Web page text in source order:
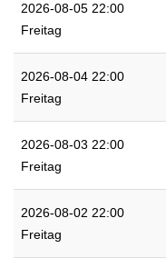
2026-08-05 22:00
Freitag
2026-08-04 22:00
Freitag
2026-08-03 22:00
Freitag
2026-08-02 22:00
Freitag